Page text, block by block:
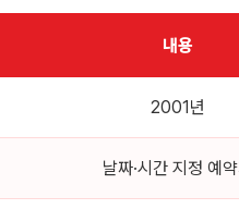
내용
2001년
날짜·시간 지정 예약